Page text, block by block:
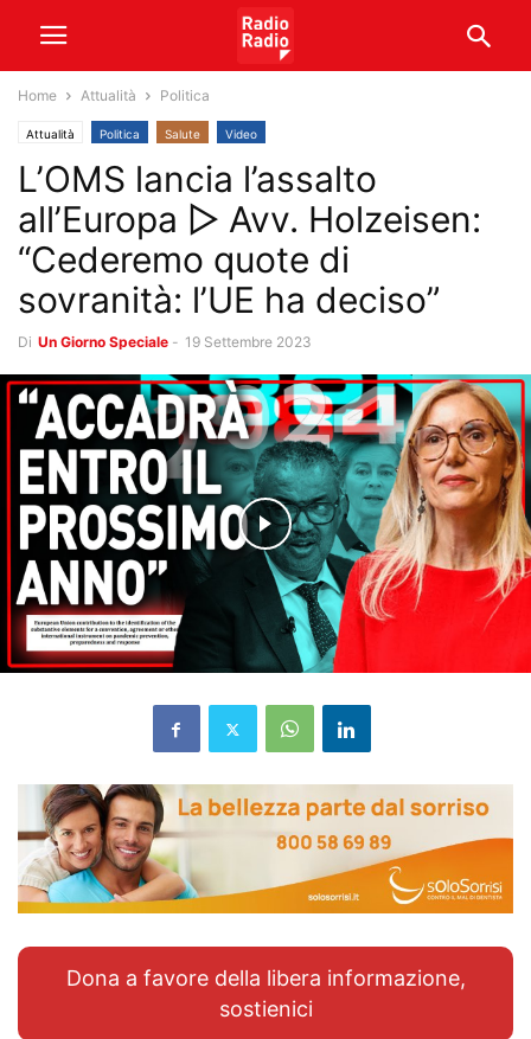
Home Attualità Politica
Attualità Politica Salute Video
L’OMS lancia l’assalto
all’Europa ▷ Avv. Holzeisen:
“Cederemo quote di
sovranità: l’UE ha deciso”
Di Un Giorno Speciale - 19 Settembre 2023
Dona a favore della libera informazione,
sostienici